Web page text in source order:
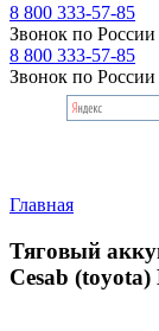
8 800 333-57-85
Звонок по
8 800 333-57-85
Звонок по
Главная
Тяговый
Cesab (toyota)